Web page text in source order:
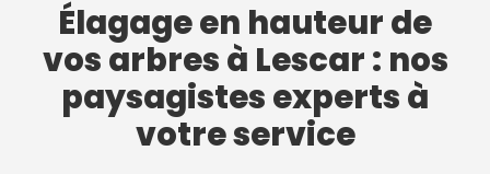
Élagage en hauteur de
vos arbres à Lescar : nos
paysagistes experts à
votre service